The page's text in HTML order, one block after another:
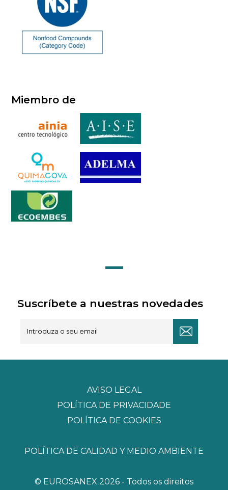
Miembro de
Suscríbete a nuestras novedades
AVISO LEGAL
POLÍTICA DE PRIVACIDADE
POLÍTICA DE COOKIES
POLÍTICA DE CALIDAD Y MEDIO AMBIENTE
© EUROSANEX 2026 - Todos os direitos